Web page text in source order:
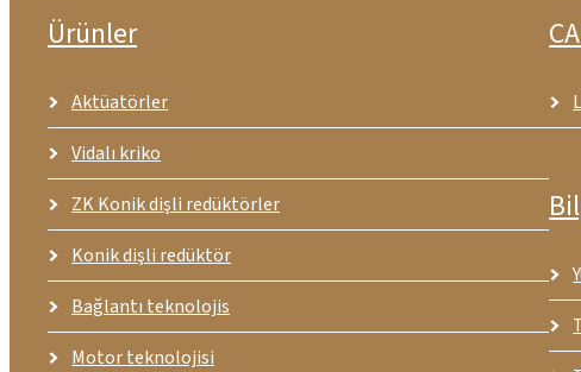
Ürünler
Aktüatörler
Vidalı kriko
ZK Konik dişli redüktörler
Konik dişli redüktör
Bağlantı teknolojis
Motor teknolojisi